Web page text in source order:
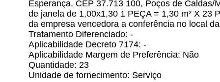
Esperança, CEP 37.713 100, Poços de Caldas/
de janela de 1,00x1,30 1 PEÇA = 1,30 m² X 23
da empresa vencedora a conferência no local
Tratamento Diferenciado: -
Aplicabilidade Decreto 7174: -
Aplicabilidade Margem de Preferência: Não
Quantidade: 23
Unidade de fornecimento: Serviço